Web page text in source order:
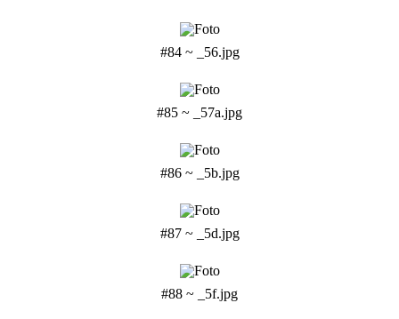
#84 ~ _56.jpg
#85 ~ _57a.jpg
#86 ~ _5b.jpg
#87 ~ _5d.jpg
#88 ~ _5f.jpg